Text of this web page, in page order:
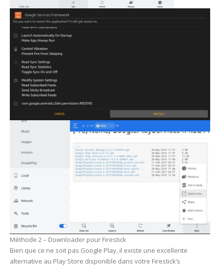
Méthode 2 – Downloader pour Firestick
Bien que ce ne soit pas Google Play, il existe une excellente
alternative au Play Store disponible dans votre Firestick’s